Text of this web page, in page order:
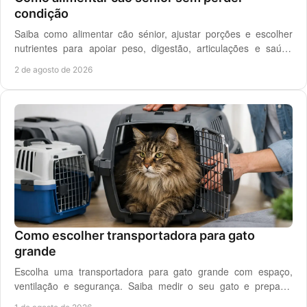
condição
Saiba como alimentar cão sénior, ajustar porções e escolher
nutrientes para apoiar peso, digestão, articulações e saúde
2 de agosto de 2026
Como escolher transportadora para gato
grande
Escolha uma transportadora para gato grande com espaço,
ventilação e segurança. Saiba medir o seu gato e preparar